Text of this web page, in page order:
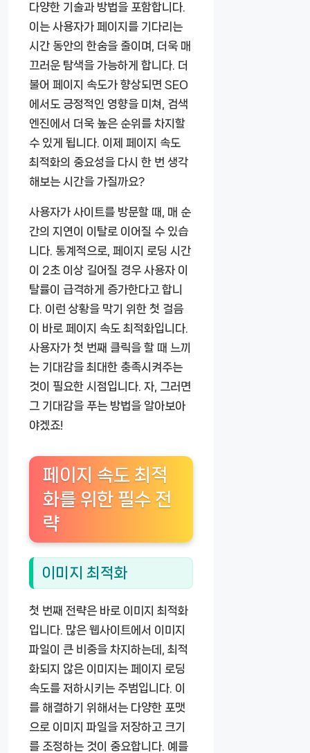
다양한 기술과 방법을 포함합니다.
이는 사용자가 페이지를 기다리는
시간 동안의 한숨을 줄이며, 더욱 매
끄러운 탐색을 가능하게 합니다. 더
불어 페이지 속도가 향상되면 SEO
에서도 긍정적인 영향을 미쳐, 검색
엔진에서 더욱 높은 순위를 차지할
수 있게 됩니다. 이제 페이지 속도
최적화의 중요성을 다시 한 번 생각
해보는 시간을 가질까요?
사용자가 사이트를 방문할 때, 매 순
간의 지연이 이탈로 이어질 수 있습
니다. 통계적으로, 페이지 로딩 시간
이 2초 이상 길어질 경우 사용자 이
탈률이 급격하게 증가한다고 합니
다. 이런 상황을 막기 위한 첫 걸음
이 바로 페이지 속도 최적화입니다.
사용자가 첫 번째 클릭을 할 때 느끼
는 기대감을 최대한 충족시켜주는
것이 필요한 시점입니다. 자, 그러면
그 기대감을 푸는 방법을 알아보아
야겠죠!
페이지 속도 최적
화를 위한 필수 전
략
이미지 최적화
첫 번째 전략은 바로 이미지 최적화
입니다. 많은 웹사이트에서 이미지
파일이 큰 비중을 차지하는데, 최적
화되지 않은 이미지는 페이지 로딩
속도를 저하시키는 주범입니다. 이
를 해결하기 위해서는 다양한 포맷
으로 이미지 파일을 저장하고 크기
를 조정하는 것이 중요합니다. 예를